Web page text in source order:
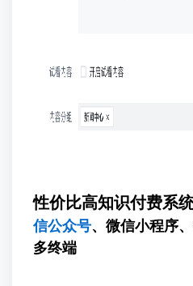
性价比高知识付费系
信公众号、微信小程序
多终端